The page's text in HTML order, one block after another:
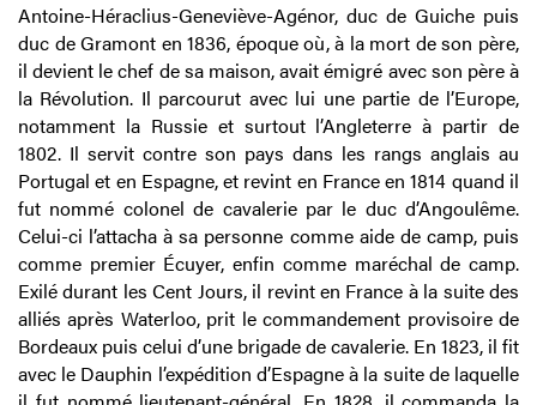
Antoine-Héraclius-Geneviève-Agénor, duc de Guiche puis
duc de Gramont en 1836, époque où, à la mort de son père,
il devient le chef de sa maison, avait émigré avec son père à
la Révolution. Il parcourut avec lui une partie de l’Europe,
notamment la Russie et surtout l’Angleterre à partir de
1802. Il servit contre son pays dans les rangs anglais au
Portugal et en Espagne, et revint en France en 1814 quand il
fut nommé colonel de cavalerie par le duc d’Angoulême.
Celui-ci l’attacha à sa personne comme aide de camp, puis
comme premier Écuyer, enfin comme maréchal de camp.
Exilé durant les Cent Jours, il revint en France à la suite des
alliés après Waterloo, prit le commandement provisoire de
Bordeaux puis celui d’une brigade de cavalerie. En 1823, il fit
avec le Dauphin l’expédition d’Espagne à la suite de laquelle